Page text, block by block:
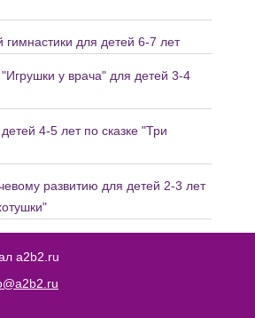
гимнастики для детей 6-7 лет
у врача" для детей 3-4
4-5 лет по сказке "Три
развитию для детей 2-3 лет
a2b2.ru